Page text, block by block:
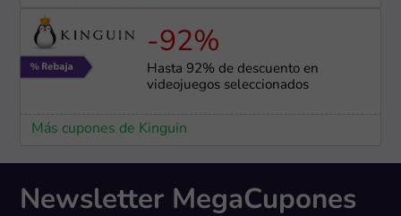
-92%
Hasta 92% de descuento en
videojuegos seleccionados
Más cupones de Kinguin
Newsletter MegaCupones